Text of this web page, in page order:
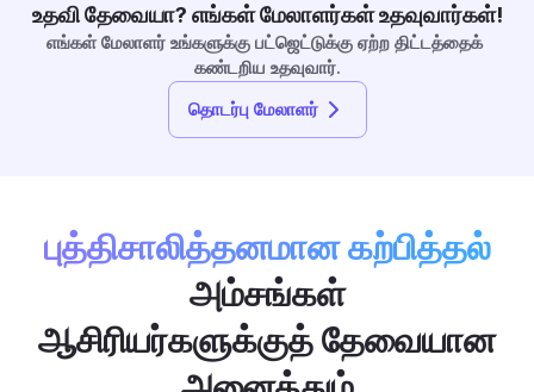
உதவி தேவையா? எங்கள் மேலாளர்கள் உதவுவார்கள்!
எங்கள் மேலாளர் உங்களுக்கு பட்ஜெட்டுக்கு ஏற்ற திட்டத்தைக்
கண்டறிய உதவுவார்.
தொடர்பு மேலாளர்
புத்திசாலித்தனமான கற்பித்தல்
அம்சங்கள்
ஆசிரியர்களுக்குத் தேவையான